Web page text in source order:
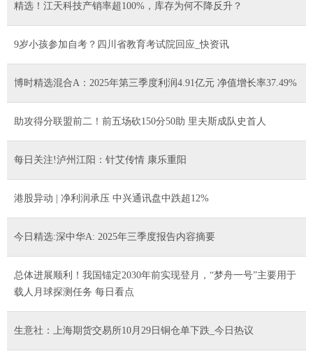
精选！江天科技产销率超100%，库存为何不降反升？
9岁小孩参加自考？四川省教育考试院回应_快资讯
博时精选混合A：2025年第三季度利润4.91亿元 净值增长率37.49%
助攻得分联盟前二！前五场砍150分50助 里夫斯成队史首人
每日关注!泸州江阳：针艾传情 康乐重阳
港股异动 | 净利润承压 中兴通讯盘中跌超12%
今日精选:深中华A: 2025年三季度报告内容摘要
总体进展顺利！我国锚定2030年前实现登月，“梦舟一号”主要用于
载人月球探测任务 每日看点
生意社：上海期货交易所10月29日铜仓单下跌_今日热议